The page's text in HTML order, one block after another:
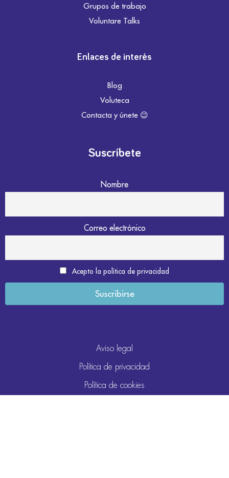
Grupos de trabajo
Voluntare Talks
Enlaces de interés
Blog
Voluteca
Contacta y únete 😉
Suscríbete
Nombre
Correo electrónico
Acepto la política de privacidad
Aviso legal
Política de privacidad
Política de cookies